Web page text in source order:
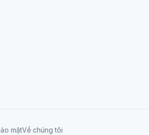
mậtVề chúng tôi